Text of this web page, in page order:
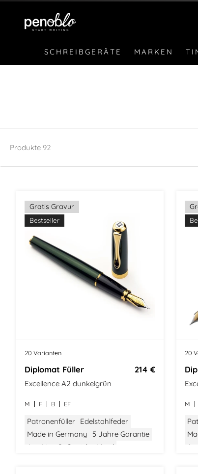
SCHREIBGERÄTE MARKEN
Produkte 92
Gratis Gravur
Bestseller
20 Varianten
Diplomat Füller 214 €
Excellence A2 dunkelgrün
M F B EF
Patronenfüller Edelstahlfeder
Made in Germany
5 Jahre Garantie
Aus Metall
Gewicht: Mittel
20
M